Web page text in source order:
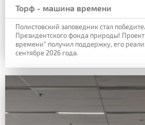
Торф - машина времени
Полистовский заповедник стал
Президентского фонда природы!
времени" получил поддержку, его
сентябре 2026 года.